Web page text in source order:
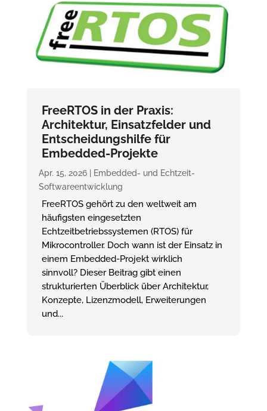
FreeRTOS in der Praxis:
Architektur, Einsatzfelder und
Entscheidungshilfe für
Embedded-Projekte
Apr. 15, 2026|
Embedded- und Echtzeit-
Softwareentwicklung
FreeRTOS gehört zu den weltweit am
häufigsten eingesetzten
Echtzeitbetriebssystemen (RTOS) für
Mikrocontroller. Doch wann ist der Einsatz in
einem Embedded-Projekt wirklich
sinnvoll? Dieser Beitrag gibt einen
strukturierten Überblick über Architektur,
Konzepte, Lizenzmodell, Erweiterungen
und...